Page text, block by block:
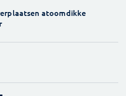
atoomdikke